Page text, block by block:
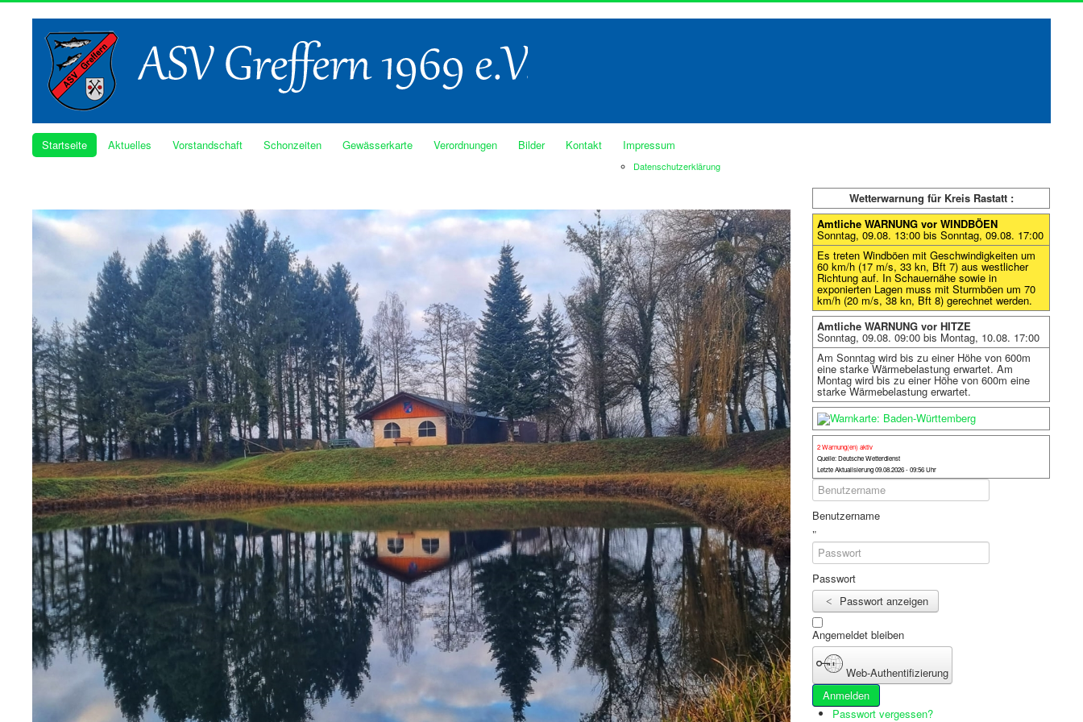
Startseite Aktuelles Vorstandschaft Schonzeiten Gewässerkarte Verordnungen Bilder Kontakt Impressum
Datenschutzerklärung
Wetterwarnung für Kreis Rastatt :
Amtliche WARNUNG vor WINDBÖEN
Sonntag, 09.08. 13:00 bis Sonntag, 09.08. 17:00
Es treten Windböen mit Geschwindigkeiten um
60 km/h (17 m/s, 33 kn, Bft 7) aus westlicher
Richtung auf. In Schauernähe sowie in
exponierten Lagen muss mit Sturmböen um 70
km/h (20 m/s, 38 kn, Bft 8) gerechnet werden.
Amtliche WARNUNG vor HITZE
Sonntag, 09.08. 09:00 bis Montag, 10.08. 17:00
Am Sonntag wird bis zu einer Höhe von 600m
eine starke Wärmebelastung erwartet. Am
Montag wird bis zu einer Höhe von 600m eine
starke Wärmebelastung erwartet.
2 Warnung(en) aktiv
Quelle: Deutsche Wetterdienst
Letzte Aktualisierung 09.08.2026 - 09:56 Uhr
Benutzername
Passwort
Passwort anzeigen
Angemeldet bleiben
Web-Authentifizierung
Anmelden
Passwort vergessen?